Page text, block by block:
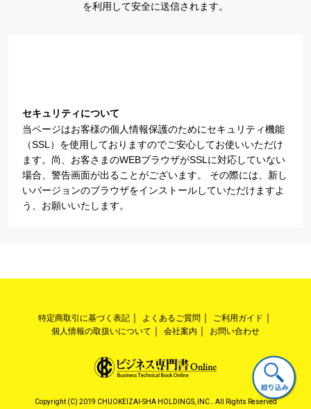
を利用して安全に送信されます。
セキュリティについて
当ページはお客様の個人情報保護のためにセキュリティ機能
（SSL）を使用しておりますのでご安心してお使いいただけ
ます。尚、お客さまのWEBブラウザがSSLに対応していない
場合、警告画面が出ることがございます。 その際には、新し
いバージョンのブラウザをインストールしていただけますよ
う、お願いいたします。
特定商取引に基づく表記 よくあるご質問
ご利用ガイド
個人情報の取扱いについて
会社案内 お問い合わせ
Copyright (C) 2019 CHUOKEIZAI-SHA HOLDINGS, INC.. All Rights Reserved